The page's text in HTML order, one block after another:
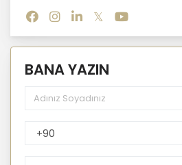
BANA YAZIN
PhoneNumberCountryPhoneCode